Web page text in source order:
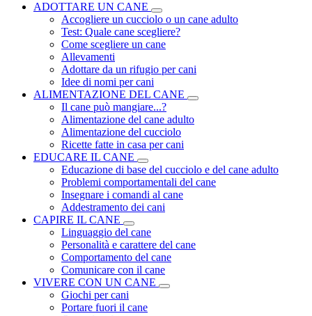
ADOTTARE UN CANE
Accogliere un cucciolo o un cane adulto
Test: Quale cane scegliere?
Come scegliere un cane
Allevamenti
Adottare da un rifugio per cani
Idee di nomi per cani
ALIMENTAZIONE DEL CANE
Il cane può mangiare...?
Alimentazione del cane adulto
Alimentazione del cucciolo
Ricette fatte in casa per cani
EDUCARE IL CANE
Educazione di base del cucciolo e del cane adulto
Problemi comportamentali del cane
Insegnare i comandi al cane
Addestramento dei cani
CAPIRE IL CANE
Linguaggio del cane
Personalità e carattere del cane
Comportamento del cane
Comunicare con il cane
VIVERE CON UN CANE
Giochi per cani
Portare fuori il cane